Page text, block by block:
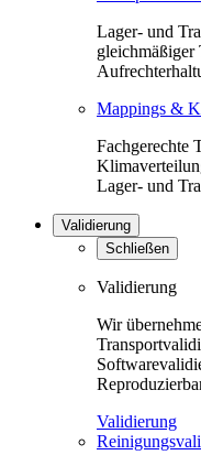
Lager- und
gleichmäßiger
Mappings &
Fachgerechte
Lager- und
Validierung
Schließen
Validierung
Wir
Validierung